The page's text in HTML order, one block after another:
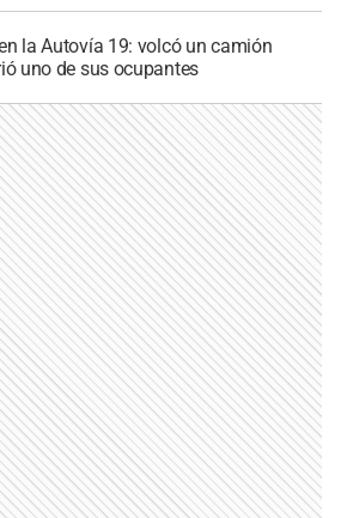
la Autovía 19: volcó un camión
uno de sus ocupantes